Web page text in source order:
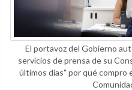
El portavoz del Gobierno
servicios de prensa de su
últimos días" por qué compro